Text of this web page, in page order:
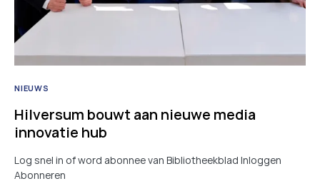
NIEUWS
Hilversum bouwt aan nieuwe media
innovatie hub
Log snel in of word abonnee van Bibliotheekblad Inloggen
Abonneren